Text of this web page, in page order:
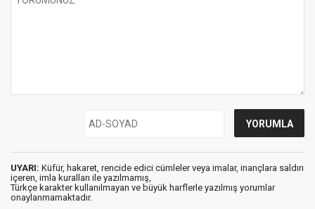
UYARI: Küfür, hakaret, rencide edici cümleler veya imalar, inançlara saldırı
içeren, imla kuralları ile yazılmamış,
Türkçe karakter kullanılmayan ve büyük harflerle yazılmış yorumlar
onaylanmamaktadır.